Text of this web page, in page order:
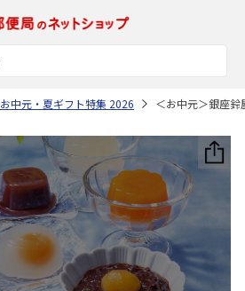
お中元・夏ギフト特集 2026 ＜お中元＞銀座